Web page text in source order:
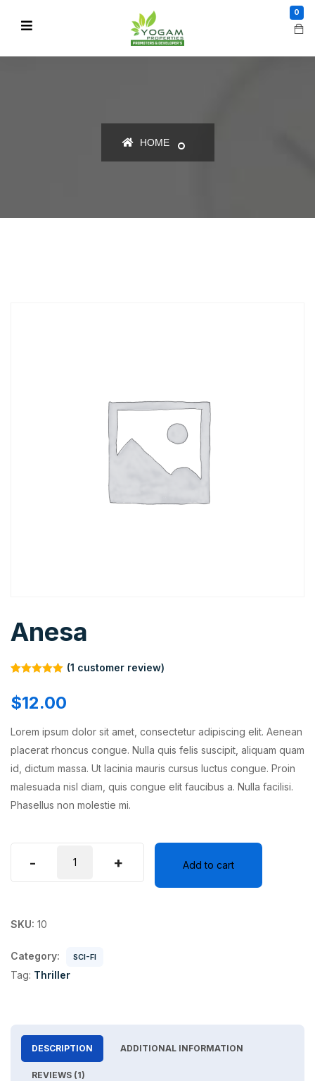
0
HOME
Anesa
out of 5
based on
customer
(1 customer review)
$12.00
Lorem ipsum dolor sit amet, consectetur adipiscing elit. Aenean
placerat rhoncus congue. Nulla quis felis suscipit, aliquam quam
id, dictum massa. Ut lacinia mauris cursus luctus congue. Proin
malesuada nisl diam, quis congue elit faucibus a. Nulla facilisi.
Phasellus non molestie mi.
- + Add to cart
SKU: 10
Category: SCI-FI
Tag: Thriller
DESCRIPTION ADDITIONAL INFORMATION
REVIEWS (1)